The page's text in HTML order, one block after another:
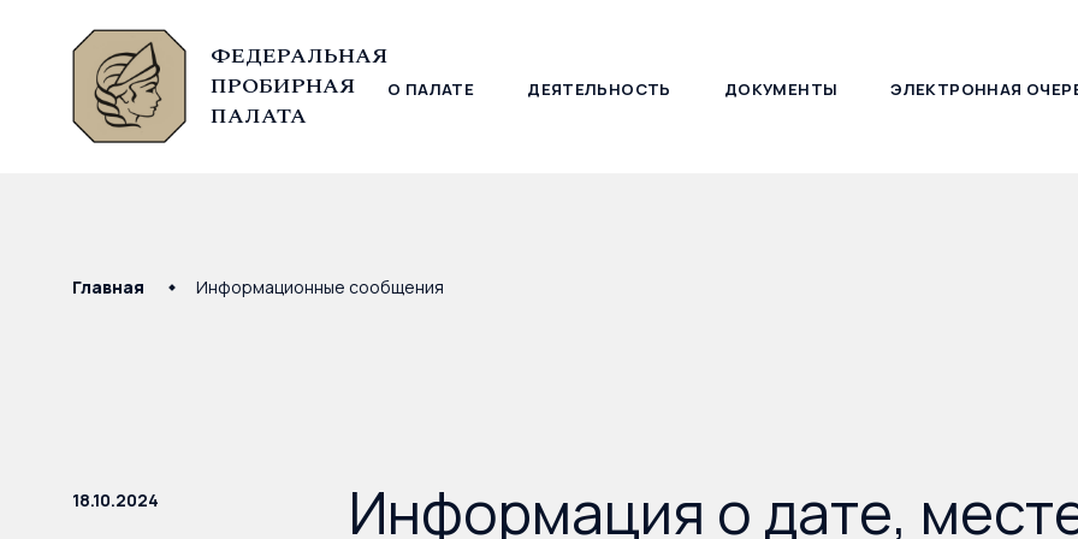
ФЕДЕРАЛЬНАЯ
ПРОБИРНАЯ
ПАЛАТА
О ПАЛАТЕ ДЕЯТЕЛЬНОСТЬ ДОКУМЕНТЫ ЭЛЕКТРОННАЯ
© Федеральная пробирная палата, 2026
Главная Информационные сообщения
18.10.2024 Информация о дате,